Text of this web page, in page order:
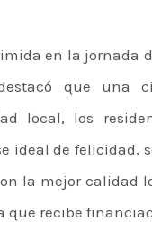
en la
que una
local, los
ideal de felicidad,
la mejor calidad
que recibe